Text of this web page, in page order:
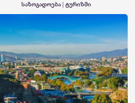
საზოგადოება ტურიზმი